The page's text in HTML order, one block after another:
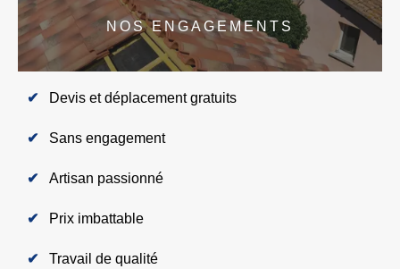
NOS ENGAGEMENTS
Devis et déplacement gratuits
Sans engagement
Artisan passionné
Prix imbattable
Travail de qualité